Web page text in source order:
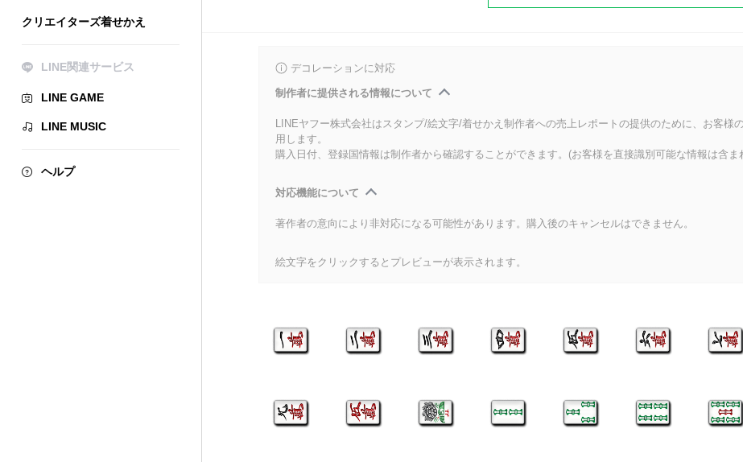
クリエイターズ着せかえ
LINE関連サービス
LINE GAME
LINE MUSIC
ヘルプ
デコレーションに対応
制作者に提供される情報について
LINEヤフー株式会社はスタンプ/絵文字/着せかえ制作者への売上レポートの提供のために、お客様
用します。
購入日付、登録国情報は制作者から確認することができます。(お客様を直接識別可能な情報は含ま
対応機能について
著作者の意向により非対応になる可能性があります。購入後のキャンセルはできません。
絵文字をクリックするとプレビューが表示されます。